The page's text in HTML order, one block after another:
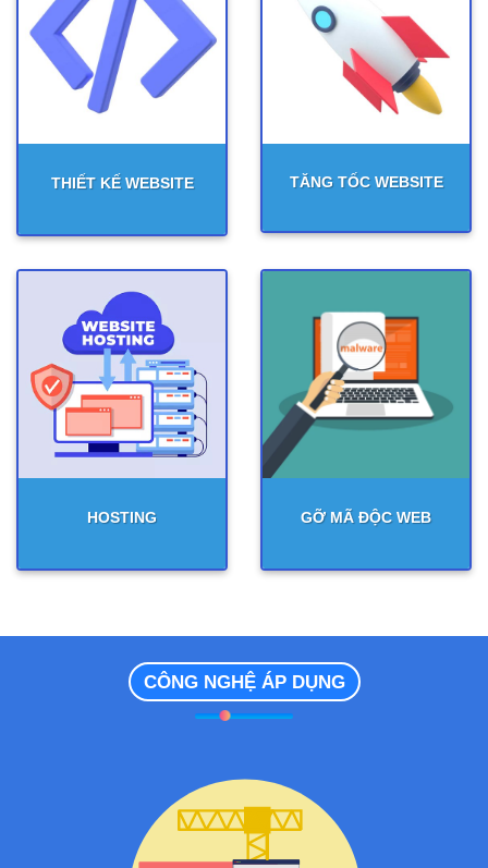
THIẾT KẾ WEBSITE TĂNG TỐC WEBSITE
HOSTING GỠ MÃ ĐỘC WEB
CÔNG NGHỆ ÁP DỤNG